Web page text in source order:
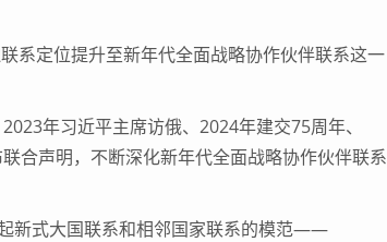
定位提升至新年代全面战略协作伙伴联系这一
年习近平主席访俄、2024年建交75周年、
合声明，不断深化新年代全面战略协作伙伴联系
新式大国联系和相邻国家联系的模范——